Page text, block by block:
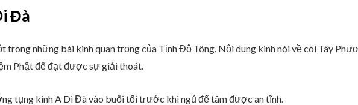
Đà
trong những bài kinh quan trọng của Tịnh Độ Tông. Nội dung kinh nói về cõi Tây
Phật để đạt được sự giải thoát.
tụng kinh A Di Đà vào buổi tối trước khi ngủ để tâm được an tĩnh.